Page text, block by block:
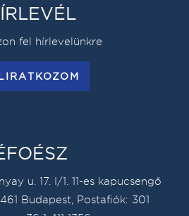
fel hírlevelünkre
u. 17. I/1. 11-es kapucsengő
Budapest, Postafiók: 301